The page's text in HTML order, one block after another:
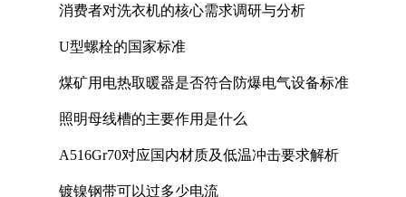
消费者对洗衣机的核心需求调研与分析
U型螺栓的国家标准
煤矿用电热取暖器是否符合防爆电气设备标准
照明母线槽的主要作用是什么
A516Gr70对应国内材质及低温冲击要求解析
镀镍钢带可以过多少电流